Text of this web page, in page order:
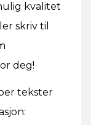
kvalitet
skriv til
deg!
tekster